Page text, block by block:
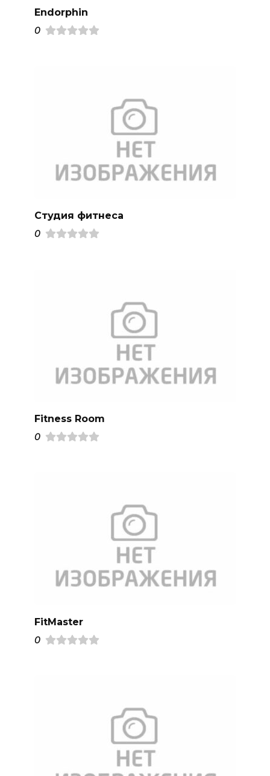
Endorphin
0
Студия фитнеса
0
Fitness Room
0
FitMaster
0